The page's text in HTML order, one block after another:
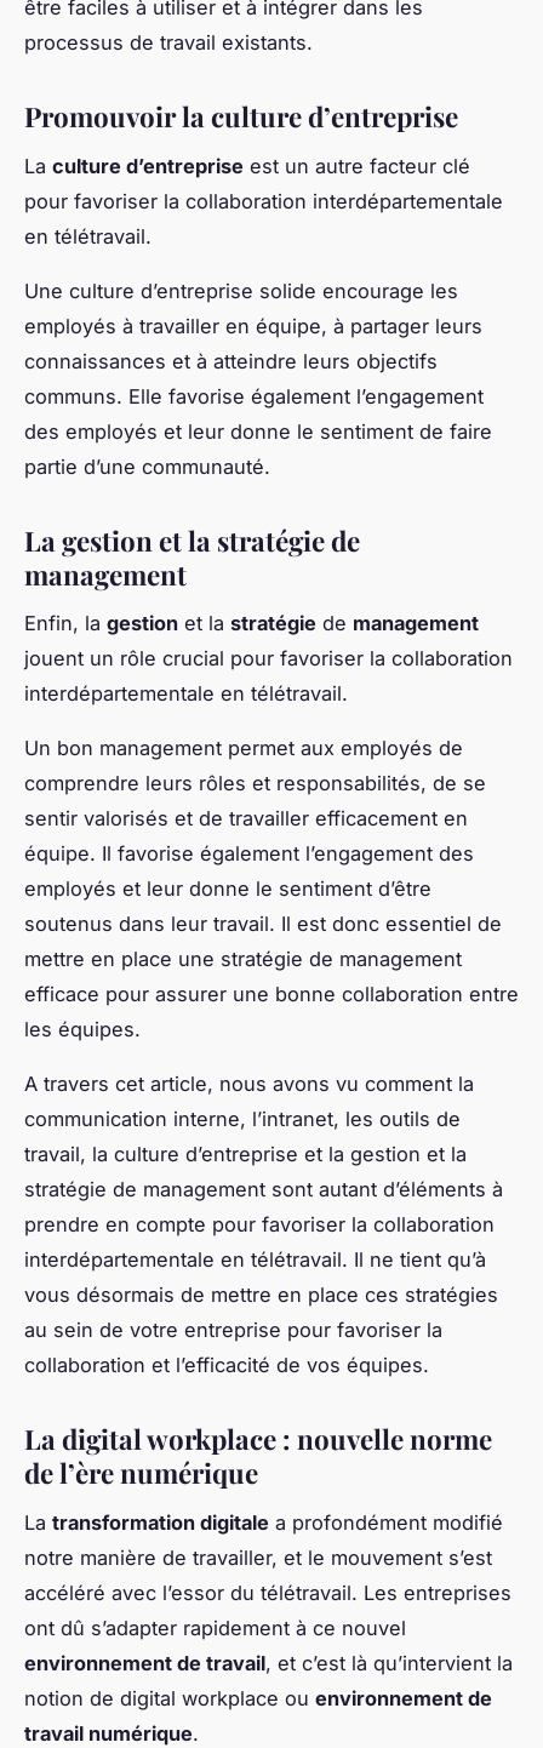
être faciles à utiliser et à intégrer dans les
processus de travail existants.
Promouvoir la culture d’entreprise
La culture d’entreprise est un autre facteur clé
pour favoriser la collaboration interdépartementale
en télétravail.
Une culture d’entreprise solide encourage les
employés à travailler en équipe, à partager leurs
connaissances et à atteindre leurs objectifs
communs. Elle favorise également l’engagement
des employés et leur donne le sentiment de faire
partie d’une communauté.
La gestion et la stratégie de
management
Enfin, la gestion et la stratégie de management
jouent un rôle crucial pour favoriser la collaboration
interdépartementale en télétravail.
Un bon management permet aux employés de
comprendre leurs rôles et responsabilités, de se
sentir valorisés et de travailler efficacement en
équipe. Il favorise également l’engagement des
employés et leur donne le sentiment d’être
soutenus dans leur travail. Il est donc essentiel de
mettre en place une stratégie de management
efficace pour assurer une bonne collaboration entre
les équipes.
A travers cet article, nous avons vu comment la
communication interne, l’intranet, les outils de
travail, la culture d’entreprise et la gestion et la
stratégie de management sont autant d’éléments à
prendre en compte pour favoriser la collaboration
interdépartementale en télétravail. Il ne tient qu’à
vous désormais de mettre en place ces stratégies
au sein de votre entreprise pour favoriser la
collaboration et l’efficacité de vos équipes.
La digital workplace : nouvelle norme
de l’ère numérique
La transformation digitale a profondément modifié
notre manière de travailler, et le mouvement s’est
accéléré avec l’essor du télétravail. Les entreprises
ont dû s’adapter rapidement à ce nouvel
environnement de travail, et c’est là qu’intervient la
notion de digital workplace ou environnement de
travail numérique.